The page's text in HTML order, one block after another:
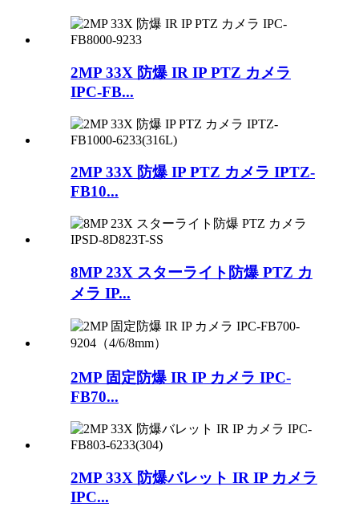
2MP 33X 防爆 IR IP PTZ カメラ
IPC-FB...
2MP 33X 防爆 IP PTZ カメラ IPTZ-
FB10...
8MP 23X スターライト防爆 PTZ カ
メラ IP...
2MP 固定防爆 IR IP カメラ IPC-
FB70...
2MP 33X 防爆バレット IR IP カメラ
IPC...